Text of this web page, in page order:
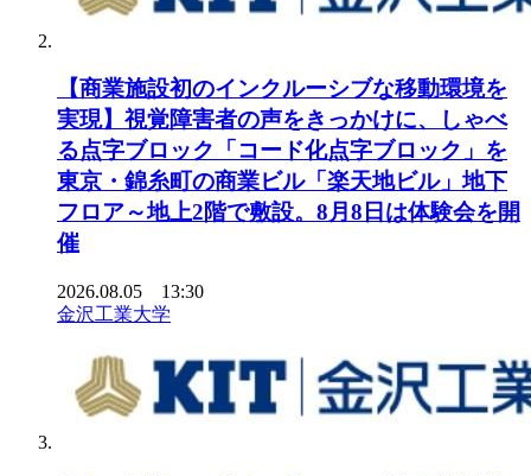
【商業施設初のインクルーシブな移動環境を
実現】視覚障害者の声をきっかけに、しゃべ
る点字ブロック「コード化点字ブロック」を
東京・錦糸町の商業ビル「楽天地ビル」地下
フロア～地上2階で敷設。8月8日は体験会を開
催
2026.08.05 13:30
金沢工業大学